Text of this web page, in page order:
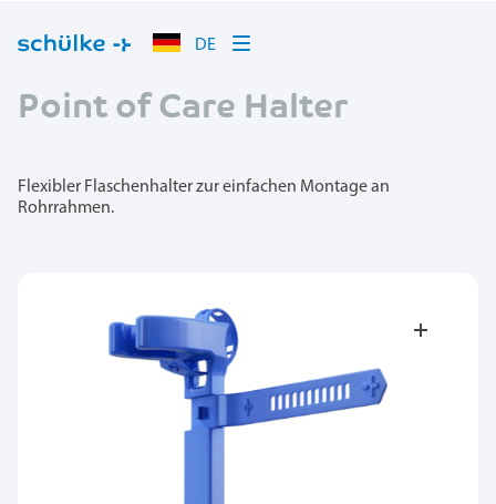
DE
Point of Care Halter
Flexibler Flaschenhalter zur einfachen Montage an
Rohrrahmen.